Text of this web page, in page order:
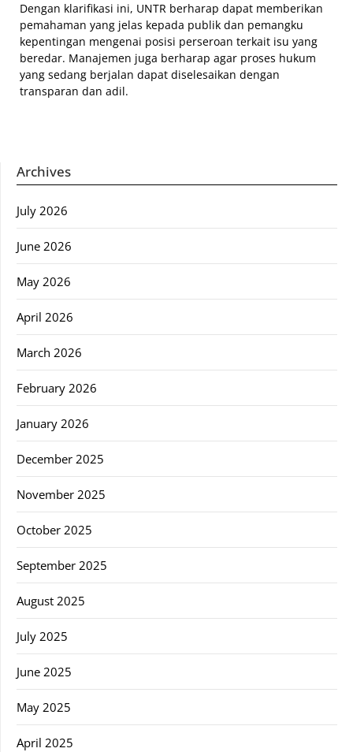
Dengan klarifikasi ini, UNTR berharap dapat memberikan
pemahaman yang jelas kepada publik dan pemangku
kepentingan mengenai posisi perseroan terkait isu yang
beredar. Manajemen juga berharap agar proses hukum
yang sedang berjalan dapat diselesaikan dengan
transparan dan adil.
Archives
July 2026
June 2026
May 2026
April 2026
March 2026
February 2026
January 2026
December 2025
November 2025
October 2025
September 2025
August 2025
July 2025
June 2025
May 2025
April 2025